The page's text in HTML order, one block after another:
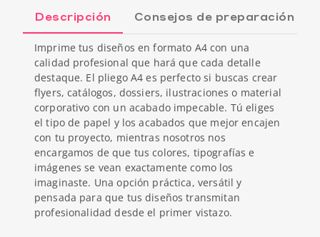
Descripción Consejos de preparación
Imprime tus diseños en formato A4 con una
calidad profesional que hará que cada detalle
destaque. El pliego A4 es perfecto si buscas crear
flyers, catálogos, dossiers, ilustraciones o material
corporativo con un acabado impecable. Tú eliges
el tipo de papel y los acabados que mejor encajen
con tu proyecto, mientras nosotros nos
encargamos de que tus colores, tipografías e
imágenes se vean exactamente como los
imaginaste. Una opción práctica, versátil y
pensada para que tus diseños transmitan
profesionalidad desde el primer vistazo.